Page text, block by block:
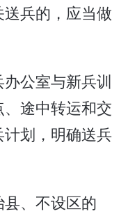
兵的，应当做
办公室与新兵训
途中转运和交
划，明确送兵
县、不设区的